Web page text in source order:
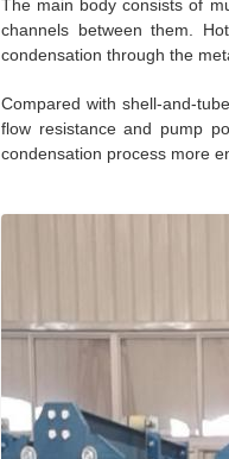
The main body consists of
channels between them.
condensation through the
Compared with shell-and-
flow resistance and pump
condensation process more